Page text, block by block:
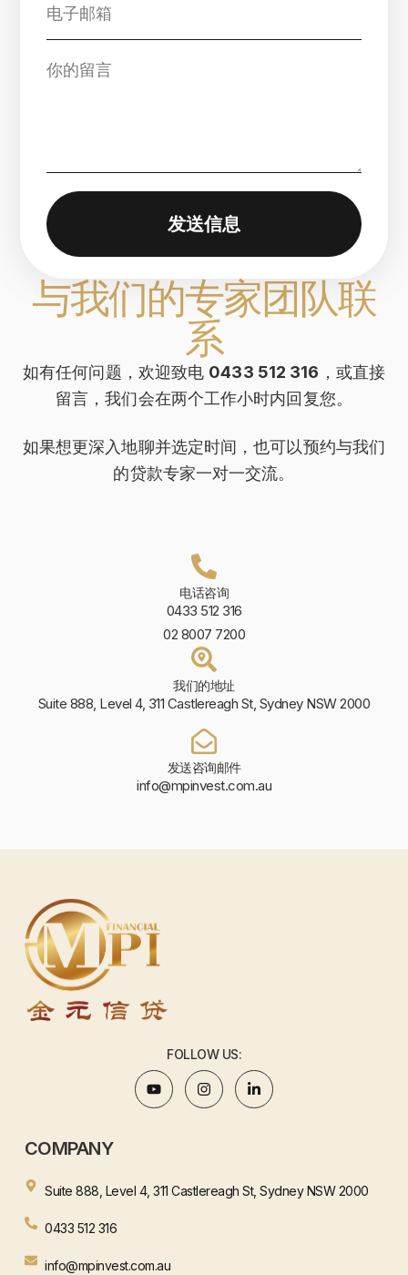
与我们的专家团队联
系
如有任何问题，欢迎致电 0433 512 316 ，或直接
留言，我们会在两个工作小时内回复您。
如果想更深入地聊并选定时间，也可以预约与我们
的贷款专家一对一交流。
电话咨询
0433 512 316
02 8007 7200
我们的地址
Suite 888, Level 4, 311 Castlereagh St, Sydney NSW 2000
发送咨询邮件
info@mpinvest.com.au
发送信息
FOLLOW US:
COMPANY
Suite 888, Level 4, 311 Castlereagh St, Sydney NSW 2000
0433 512 316
info@mpinvest.com.au